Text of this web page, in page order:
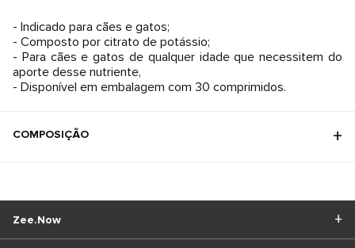
- Indicado para cães e gatos;
- Composto por citrato de potássio;
- Para cães e gatos de qualquer idade que necessitem do
aporte desse nutriente,
- Disponível em embalagem com 30 comprimidos.
COMPOSIÇÃO
Zee.Now